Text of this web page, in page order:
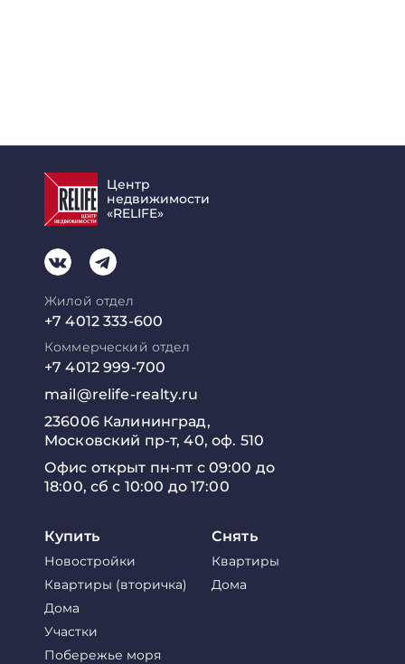
Центр
недвижимости
«RELIFE»
Жилой отдел
+7 4012 333-600
Коммерческий отдел
+7 4012 999-700
mail@relife-realty.ru
236006 Калининград,
Московский пр-т, 40, оф. 510
Офис открыт пн-пт с 09:00 до
18:00, сб с 10:00 до 17:00
Купить
Новостройки
Квартиры (вторичка)
Дома
Участки
Побережье моря
Снять
Квартиры
Дома